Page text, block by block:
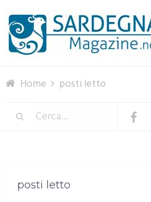
Home posti letto
posti letto